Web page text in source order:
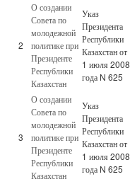
2
О создании
Совета по
молодежной
политике при
Президенте
Республики
Казахстан
Указ
Президента
Республики
Казахстан от
1 июля 2008
года N 625
3
О создании
Совета по
молодежной
политике при
Президенте
Республики
Казахстан
Указ
Президента
Республики
Казахстан от
1 июля 2008
года N 625